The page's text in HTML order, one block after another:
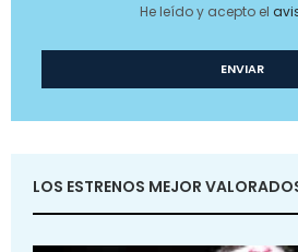
He leído y acepto el
LOS ESTRENOS MEJOR